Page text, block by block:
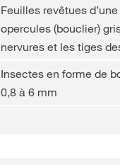
Feuilles revêtues
opercules (bouclier)
nervures et les tiges
Insectes en forme de
0,8 à 6 mm